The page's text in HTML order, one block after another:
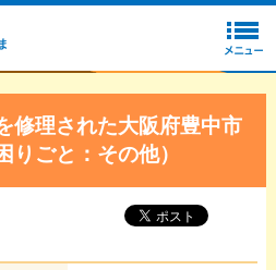
修理された大阪府豊中市
りごと：その他）